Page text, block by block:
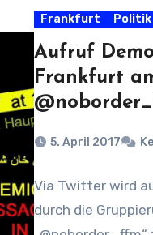
Frankfurt Politik
Aufruf
Frankfurt
5. April 2017
Via Twitter wird
durch die